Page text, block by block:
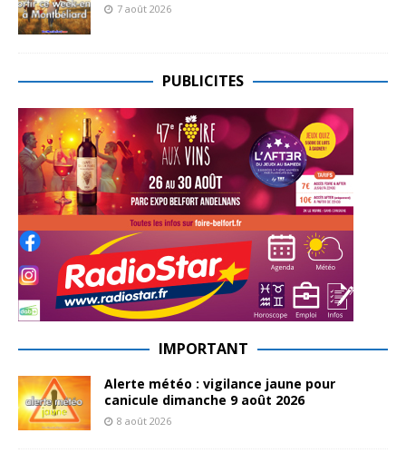
7 août 2026
PUBLICITES
IMPORTANT
Alerte météo : vigilance jaune pour
canicule dimanche 9 août 2026
8 août 2026